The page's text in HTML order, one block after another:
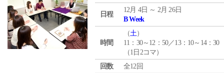
日程
12月 4日 ～ 2月 26日
B Week
時間
（土）
11：30～12：50／13：10～14：30
（1日2コマ）
回数
全12回